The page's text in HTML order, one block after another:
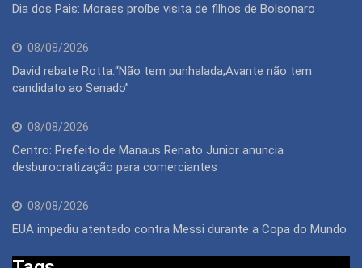
Dia dos Pais: Moraes proíbe visita de filhos de Bolsonaro
08/08/2026
David rebate Rotta:“Não tem punhalada;Avante não tem
candidato ao Senado”
08/08/2026
Centro: Prefeito de Manaus Renato Junior anuncia
desburocratização para comerciantes
08/08/2026
EUA impediu atentado contra Messi durante a Copa do Mundo